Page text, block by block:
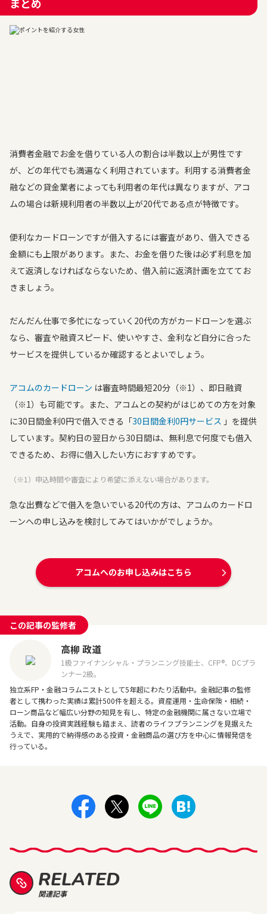
消費者金融でお金を借りている人の割合は半数以上が男性です
が、どの年代でも満遍なく利用されています。利用する消費者金
融などの貸金業者によっても利用者の年代は異なりますが、アコ
ムの場合は新規利用者の半数以上が20代である点が特徴です。
便利なカードローンですが借入するには審査があり、借入できる
金額にも上限があります。また、お金を借りた後は必ず利息を加
えて返済しなければならないため、借入前に返済計画を立ててお
きましょう。
だんだん仕事で多忙になっていく20代の方がカードローンを選ぶ
なら、審査や融資スピード、使いやすさ、金利など自分に合った
サービスを提供しているか確認するとよいでしょう。
アコムのカードローン は審査時間最短20分（※1）、即日融資
（※1）も可能です。また、アコムとの契約がはじめての方を対象
に30日間金利0円で借入できる「30日間金利0円サービス 」を提供
しています。契約日の翌日から30日間は、無利息で何度でも借入
できるため、お得に借入したい方におすすめです。
（※1）申込時間や審査により希望に添えない場合があります。
急な出費などで借入を急いでいる20代の方は、アコムのカードロ
ーンへの申し込みを検討してみてはいかがでしょうか。
アコムへのお申し込みはこちら
この記事の監修者
高柳 政道
1級ファイナンシャル・プランニング技能士、CFP®、DCプラ
ンナー2級。
独立系FP・金融コラムニストとして5年超にわたり活動中。金融記事の監修
者として携わった実績は累計500件を超える。資産運用・生命保険・相続・
ローン商品など幅広い分野の知見を有し、特定の金融機関に属さない立場で
活動。自身の投資実践経験も踏まえ、読者のライフプランニングを見据えた
うえで、実用的で納得感のある投資・金融商品の選び方を中心に情報発信を
行っている。
RELATED
関連記事